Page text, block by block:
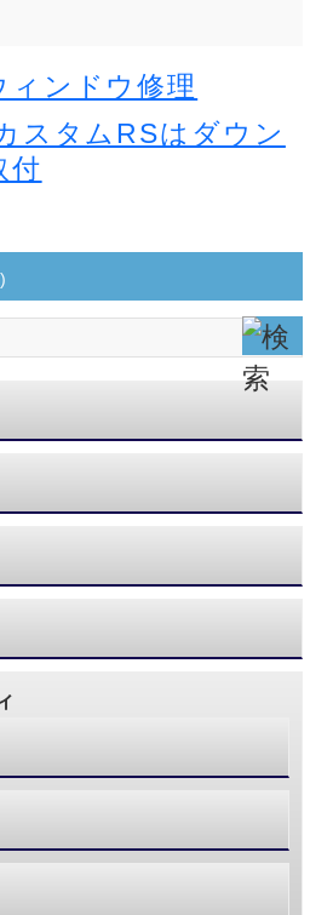
ィンドウ修理
スタムRSはダウン
付